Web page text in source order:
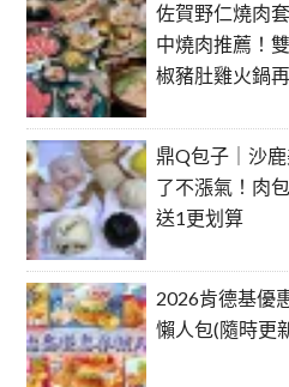
佐賀野仁燒肉
中燒肉推薦！
椒豬肚雞火鍋
鼎Q包子｜沙
了不漲氣！肉
送1更划算
2026肯德基優
懶人包(隨時更